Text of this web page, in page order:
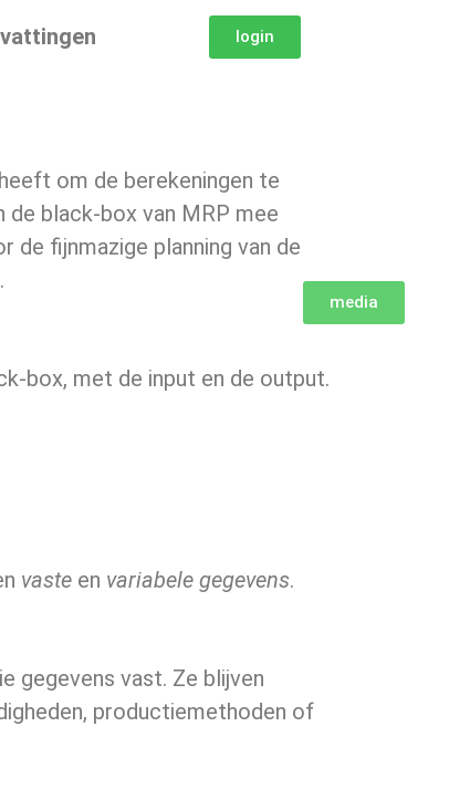
login
om de berekeningen te
de black-box van MRP mee
fijnmazige planning van de
box, met de input en de output.
vaste en varia­bele gegevens.
gegevens vast. Ze blijven
productiemethoden of
media